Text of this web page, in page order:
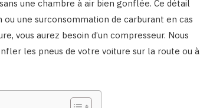
une chambre à air bien gonflée. Ce détail
une surconsommation de carburant en cas
vous aurez besoin d’un compresseur. Nous
les pneus de votre voiture sur la route ou à